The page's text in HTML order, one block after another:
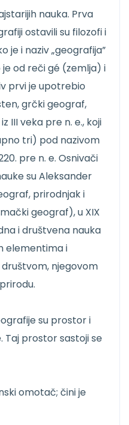
nauka. Prva
ostavili su filozofi i
je i naziv „geografija”
od reči gé (zemlja) i
prvi je upotrebio
grčki geograf,
III veka pre n. e., koji
tri) pod nazivom
pre n. e. Osnivači
su Aleksander
prirodnjak i
geograf), u XIX
i društvena nauka
elementima i
njegovom
su prostor i
Taj prostor sastoji se
omotač; čini je